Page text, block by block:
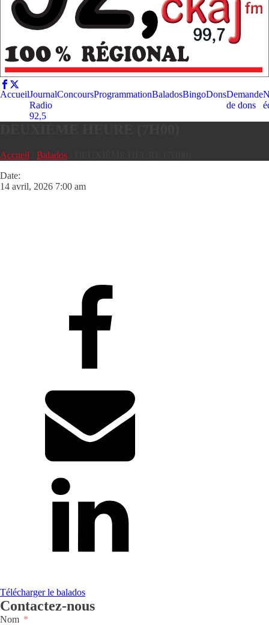
AccueilJournal
Radio
92,5
ConcoursProgrammationBaladosBingoDonsDemande
de dons
Accueil Balados
Date:
14 avril, 2026 7:00 am
Télécharger le balados
Contactez-nous
Nom